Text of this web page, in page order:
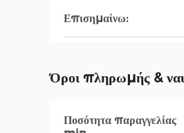
Επισημαίνω:
Όροι πληρωμής &
Ποσότητα παραγγελίας